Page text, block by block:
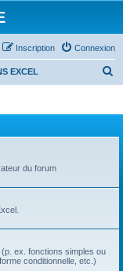
Connexion
Inscription
EXCEL
du forum
ex. fonctions simples ou
conditionnelle, etc.)